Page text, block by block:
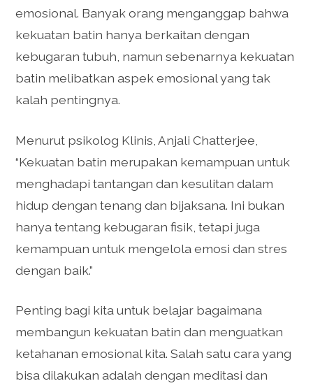
emosional. Banyak orang menganggap bahwa
kekuatan batin hanya berkaitan dengan
kebugaran tubuh, namun sebenarnya kekuatan
batin melibatkan aspek emosional yang tak
kalah pentingnya.
Menurut psikolog Klinis, Anjali Chatterjee,
“Kekuatan batin merupakan kemampuan untuk
menghadapi tantangan dan kesulitan dalam
hidup dengan tenang dan bijaksana. Ini bukan
hanya tentang kebugaran fisik, tetapi juga
kemampuan untuk mengelola emosi dan stres
dengan baik.”
Penting bagi kita untuk belajar bagaimana
membangun kekuatan batin dan menguatkan
ketahanan emosional kita. Salah satu cara yang
bisa dilakukan adalah dengan meditasi dan